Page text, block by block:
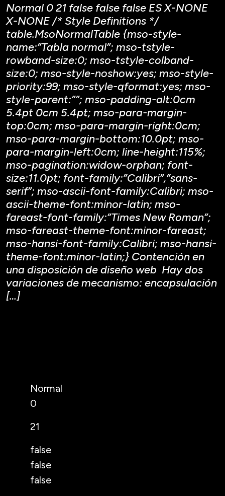
Normal 0 21 false false false ES X-NONE
X-NONE /* Style Definitions */
table.MsoNormalTable {mso-style-
name:”Tabla normal”; mso-tstyle-
rowband-size:0; mso-tstyle-colband-
size:0; mso-style-noshow:yes; mso-style-
priority:99; mso-style-qformat:yes; mso-
style-parent:””; mso-padding-alt:0cm
5.4pt 0cm 5.4pt; mso-para-margin-
top:0cm; mso-para-margin-right:0cm;
mso-para-margin-bottom:10.0pt; mso-
para-margin-left:0cm; line-height:115%;
mso-pagination:widow-orphan; font-
size:11.0pt; font-family:”Calibri”,”sans-
serif”; mso-ascii-font-family:Calibri; mso-
ascii-theme-font:minor-latin; mso-
fareast-font-family:”Times New Roman”;
mso-fareast-theme-font:minor-fareast;
mso-hansi-font-family:Calibri; mso-hansi-
theme-font:minor-latin;} Contención en
una disposición de diseño web Hay dos
variaciones de mecanismo: encapsulación
[…]
Normal
0
21
false
false
false